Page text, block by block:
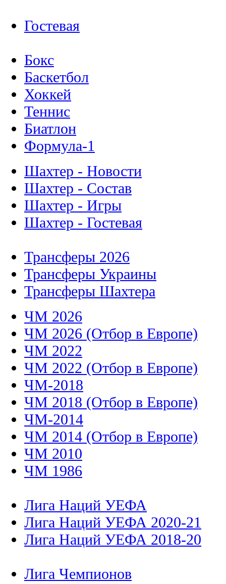
Гостевая
Бокс
Баскетбол
Хоккей
Теннис
Биатлон
Формула-1
Шахтер - Новости
Шахтер - Состав
Шахтер - Игры
Шахтер - Гостевая
Трансферы 2026
Трансферы Украины
Трансферы Шахтера
ЧМ 2026
ЧМ 2026 (Отбор в Европе)
ЧМ 2022
ЧМ 2022 (Отбор в Европе)
ЧМ-2018
ЧМ 2018 (Отбор в Европе)
ЧМ-2014
ЧМ 2014 (Отбор в Европе)
ЧМ 2010
ЧМ 1986
Лига Наций УЕФА
Лига Наций УЕФА 2020-21
Лига Наций УЕФА 2018-20
Лига Чемпионов